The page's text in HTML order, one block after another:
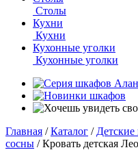
Столы
Кухни
Кухни
Кухонные уголки
Кухонные уголки
Главная / Каталог / Детские
сосны / Кровать детская